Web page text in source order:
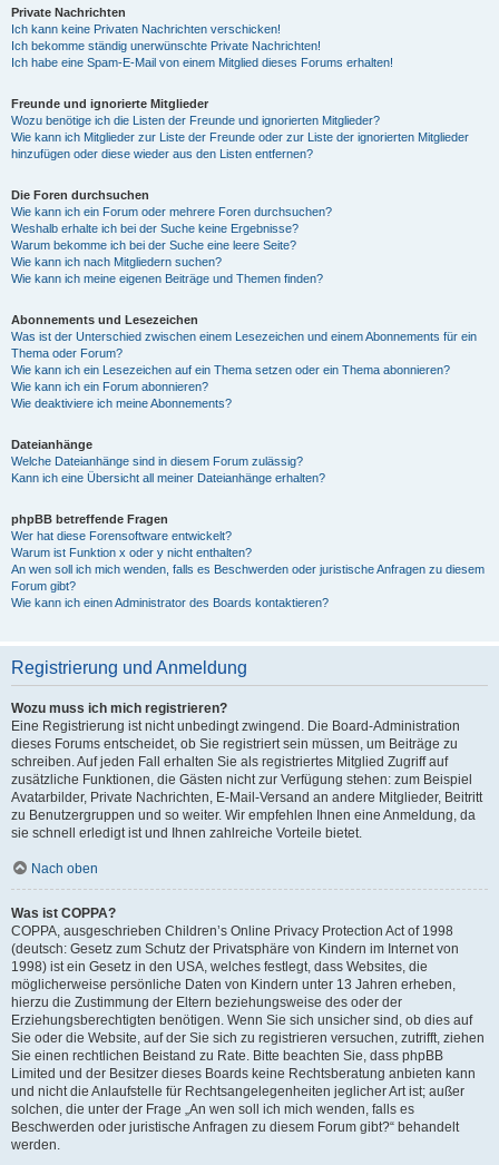
Private Nachrichten
Ich kann keine Privaten Nachrichten verschicken!
Ich bekomme ständig unerwünschte Private Nachrichten!
Ich habe eine Spam-E-Mail von einem Mitglied dieses Forums erhalten!
Freunde und ignorierte Mitglieder
Wozu benötige ich die Listen der Freunde und ignorierten Mitglieder?
Wie kann ich Mitglieder zur Liste der Freunde oder zur Liste der ignorierten Mitglieder
hinzufügen oder diese wieder aus den Listen entfernen?
Die Foren durchsuchen
Wie kann ich ein Forum oder mehrere Foren durchsuchen?
Weshalb erhalte ich bei der Suche keine Ergebnisse?
Warum bekomme ich bei der Suche eine leere Seite?
Wie kann ich nach Mitgliedern suchen?
Wie kann ich meine eigenen Beiträge und Themen finden?
Abonnements und Lesezeichen
Was ist der Unterschied zwischen einem Lesezeichen und einem Abonnements für ein
Thema oder Forum?
Wie kann ich ein Lesezeichen auf ein Thema setzen oder ein Thema abonnieren?
Wie kann ich ein Forum abonnieren?
Wie deaktiviere ich meine Abonnements?
Dateianhänge
Welche Dateianhänge sind in diesem Forum zulässig?
Kann ich eine Übersicht all meiner Dateianhänge erhalten?
phpBB betreffende Fragen
Wer hat diese Forensoftware entwickelt?
Warum ist Funktion x oder y nicht enthalten?
An wen soll ich mich wenden, falls es Beschwerden oder juristische Anfragen zu diesem
Forum gibt?
Wie kann ich einen Administrator des Boards kontaktieren?
Registrierung und Anmeldung
Wozu muss ich mich registrieren?
Eine Registrierung ist nicht unbedingt zwingend. Die Board-Administration
dieses Forums entscheidet, ob Sie registriert sein müssen, um Beiträge zu
schreiben. Auf jeden Fall erhalten Sie als registriertes Mitglied Zugriff auf
zusätzliche Funktionen, die Gästen nicht zur Verfügung stehen: zum Beispiel
Avatarbilder, Private Nachrichten, E-Mail-Versand an andere Mitglieder, Beitritt
zu Benutzergruppen und so weiter. Wir empfehlen Ihnen eine Anmeldung, da
sie schnell erledigt ist und Ihnen zahlreiche Vorteile bietet.
Nach oben
Was ist COPPA?
COPPA, ausgeschrieben Children’s Online Privacy Protection Act of 1998
(deutsch: Gesetz zum Schutz der Privatsphäre von Kindern im Internet von
1998) ist ein Gesetz in den USA, welches festlegt, dass Websites, die
möglicherweise persönliche Daten von Kindern unter 13 Jahren erheben,
hierzu die Zustimmung der Eltern beziehungsweise des oder der
Erziehungsberechtigten benötigen. Wenn Sie sich unsicher sind, ob dies auf
Sie oder die Website, auf der Sie sich zu registrieren versuchen, zutrifft, ziehen
Sie einen rechtlichen Beistand zu Rate. Bitte beachten Sie, dass phpBB
Limited und der Besitzer dieses Boards keine Rechtsberatung anbieten kann
und nicht die Anlaufstelle für Rechtsangelegenheiten jeglicher Art ist; außer
solchen, die unter der Frage „An wen soll ich mich wenden, falls es
Beschwerden oder juristische Anfragen zu diesem Forum gibt?“ behandelt
werden.